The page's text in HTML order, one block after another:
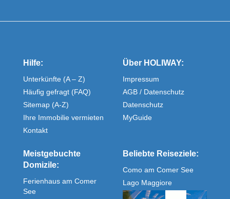
Hilfe:
Unterkünfte (A – Z)
Häufig gefragt (FAQ)
Sitemap (A-Z)
Ihre Immobilie vermieten
Kontakt
Über HOLIWAY:
Impressum
AGB / Datenschutz
Datenschutz
MyGuide
Meistgebuchte
Domizile:
Ferienhaus am Comer
See
Beliebte Reiseziele:
Como am Comer See
Lago Maggiore